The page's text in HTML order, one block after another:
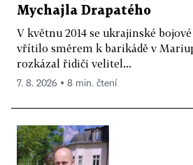
Mychajla Drapatého
V květnu 2014 se ukrajinské
vřítilo směrem k barikádě v
rozkázal řidiči velitel...
7. 8. 2026 ▪ 8 min. čtení